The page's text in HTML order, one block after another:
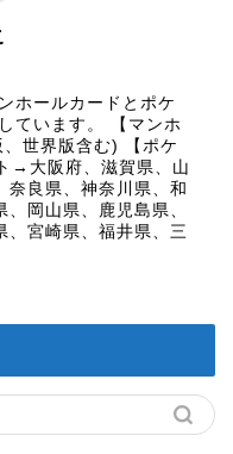
ホールカードとポケ
ています。 【マンホ
世界版含む) 【ポケ
→大阪府、滋賀県、山
奈良県、神奈川県、和
岡山県、鹿児島県、
、宮崎県、福井県、三